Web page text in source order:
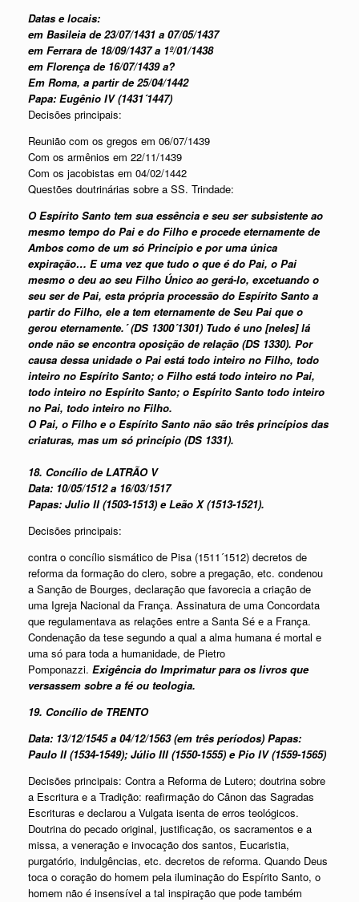
Datas e locais:
em Basileia de 23/07/1431 a 07/05/1437
em Ferrara de 18/09/1437 a 1º/01/1438
em Florença de 16/07/1439 a?
Em Roma, a partir de 25/04/1442
Papa: Eugênio IV (1431´1447)
Decisões principais:
Reunião com os gregos em 06/07/1439
Com os armênios em 22/11/1439
Com os jacobistas em 04/02/1442
Questões doutrinárias sobre a SS. Trindade:
O Espírito Santo tem sua essência e seu ser subsistente ao
mesmo tempo do Pai e do Filho e procede eternamente de
Ambos como de um só Princípio e por uma única
expiração… E uma vez que tudo o que é do Pai, o Pai
mesmo o deu ao seu Filho Único ao gerá-lo, excetuando o
seu ser de Pai, esta própria processão do Espírito Santo a
partir do Filho, ele a tem eternamente de Seu Pai que o
gerou eternamente.´ (DS 1300´1301) Tudo é uno [neles] lá
onde não se encontra oposição de relação (DS 1330). Por
causa dessa unidade o Pai está todo inteiro no Filho, todo
inteiro no Espírito Santo; o Filho está todo inteiro no Pai,
todo inteiro no Espírito Santo; o Espírito Santo todo inteiro
no Pai, todo inteiro no Filho.
O Pai, o Filho e o Espírito Santo não são três princípios das
criaturas, mas um só princípio (DS 1331).
18. Concílio de LATRÃO V
Data: 10/05/1512 a 16/03/1517
Papas: Julio II (1503-1513) e Leão X (1513-1521).
Decisões principais:
contra o concílio sismático de Pisa (1511´1512) decretos de
reforma da formação do clero, sobre a pregação, etc. condenou
a Sanção de Bourges, declaração que favorecia a criação de
uma Igreja Nacional da França. Assinatura de uma Concordata
que regulamentava as relações entre a Santa Sé e a França.
Condenação da tese segundo a qual a alma humana é mortal e
uma só para toda a humanidade, de Pietro
Pomponazzi. Exigência do Imprimatur para os livros que
versassem sobre a fé ou teologia.
19. Concílio de TRENTO
Data: 13/12/1545 a 04/12/1563 (em três períodos) Papas:
Paulo II (1534-1549); Júlio III (1550-1555) e Pio IV (1559-1565)
Decisões principais: Contra a Reforma de Lutero; doutrina sobre
a Escritura e a Tradição: reafirmação do Cânon das Sagradas
Escrituras e declarou a Vulgata isenta de erros teológicos.
Doutrina do pecado original, justificação, os sacramentos e a
missa, a veneração e invocação dos santos, Eucaristia,
purgatório, indulgências, etc. decretos de reforma. Quando Deus
toca o coração do homem pela iluminação do Espírito Santo, o
homem não é insensível a tal inspiração que pode também